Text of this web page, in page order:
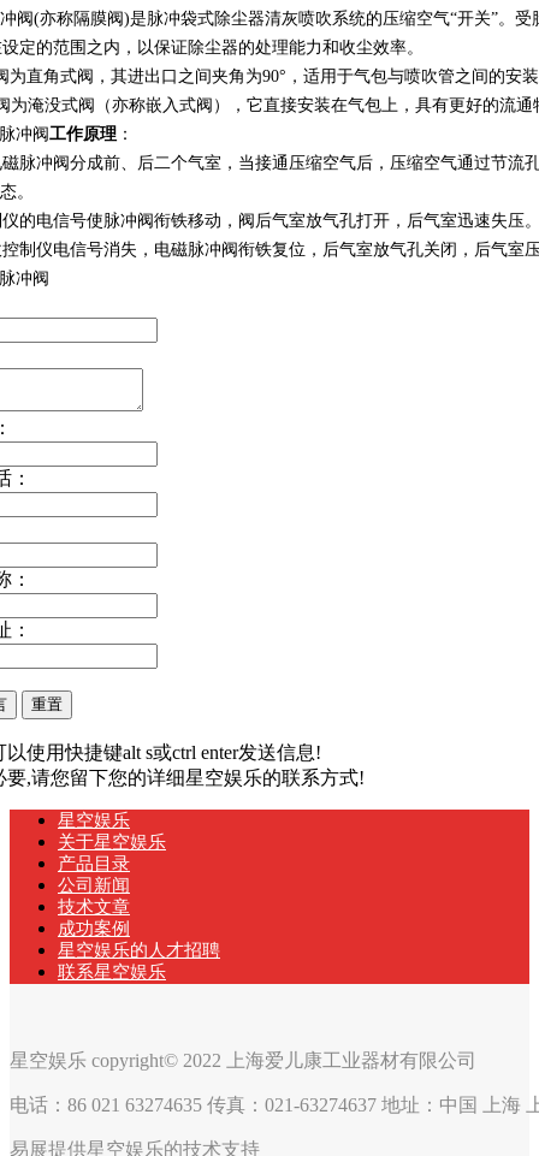
阀(亦称隔膜阀)是脉冲袋式除尘器清灰喷吹系统的压缩空气“开关”。
定的范围之内，以保证除尘器的处理能力和收尘效率。
为直角式阀，其进出口之间夹角为90°，适用于气包与喷吹管之间的安
为淹没式阀（亦称嵌入式阀），它直接安装在气包上，具有更好的流
冲阀工作原理 ：
脉冲阀分成前、后二个气室，当接通压缩空气后，压缩空气通过节
。
的电信号使脉冲阀衔铁移动，阀后气室放气孔打开，后气室迅速失压
制仪电信号消失，电磁脉冲阀衔铁复位，后气室放气孔关闭，后气室
冲阀
：
：
：
以使用快捷键alt s或ctrl enter发送信息!
要,请您留下您的详细星空娱乐的联系方式!
星空娱乐
关于星空娱乐
产品目录
公司新闻
技术文章
成功案例
星空娱乐的人才招聘
联系星空娱乐
星空娱乐 copyright© 2022 上海爱儿康工业器材有限公司
电话：86 021 63274635 传真：021-63274637 地址：中国 上海
易展提供星空娱乐的技术支持